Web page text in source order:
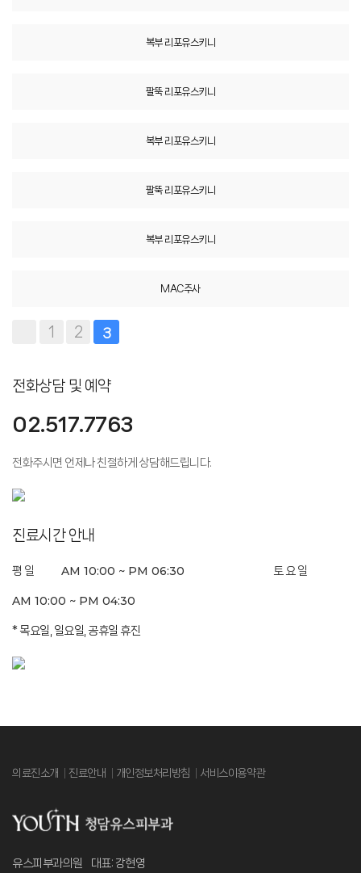
복부 리포유스키니
팔뚝 리포유스키니
복부 리포유스키니
팔뚝 리포유스키니
복부 리포유스키니
MAC주사
1 2 3
전화상담 및 예약
02.517.7763
전화주시면 언제나 친절하게 상담해드립니다.
진료시간 안내
평 일 AM 10:00 ~ PM 06:30 토 요 일
AM 10:00 ~ PM 04:30
* 목요일, 일요일, 공휴일 휴진
의료진소개 진료안내 개인정보처리방침 서비스이용약관
유스피부과의원 대표: 강현영